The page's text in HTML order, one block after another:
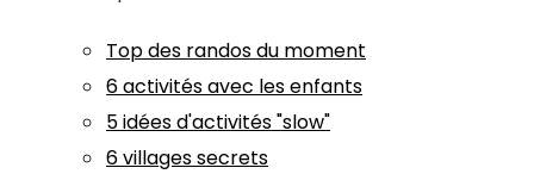
Top des randos du moment
6 activités avec les enfants
5 idées d'activités "slow"
6 villages secrets